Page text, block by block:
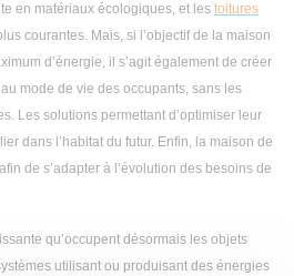
en matériaux écologiques, et les toitures
courantes. Mais, si l’objectif de la maison
d’énergie, il s’agit également de créer
mode de vie des occupants, sans les
Les solutions permettant d’optimiser leur
dans l’habitat du futur. Enfin, la maison de
de s’adapter à l’évolution des besoins de
qu’occupent désormais les objets
utilisant ou produisant des énergies